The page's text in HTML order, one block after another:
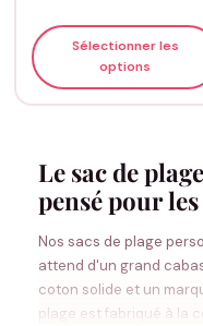
Sélectionner les
options
Le sac de
pensé pour
Nos sacs de plage
attend d'un grand
coton solide et un
plage est fabriqué à la